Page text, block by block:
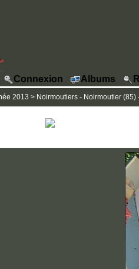
Connexion Albums
2013 > Noirmoutiers - Noirmoutier (85)